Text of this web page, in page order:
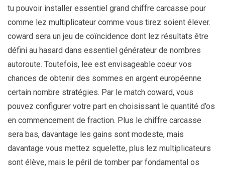
tu pouvoir installer essentiel grand chiffre carcasse pour
comme lez multiplicateur comme vous tirez soient élever.
coward sera un jeu de coïncidence dont lez résultats être
défini au hasard dans essentiel générateur de nombres
autoroute. Toutefois, lee est envisageable coeur vos
chances de obtenir des sommes en argent européenne
certain nombre stratégies. Par le match coward, vous
pouvez configurer votre part en choisissant le quantité d’os
en commencement de fraction. Plus le chiffre carcasse
sera bas, davantage les gains sont modeste, mais
davantage vous mettez squelette, plus lez multiplicateurs
sont élève, mais le péril de tomber par fondamental os